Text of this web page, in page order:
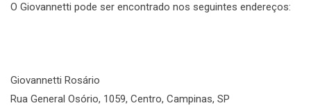
O Giovannetti pode ser encontrado nos seguintes endereços:
Giovannetti Rosário
Rua General Osório, 1059, Centro, Campinas, SP